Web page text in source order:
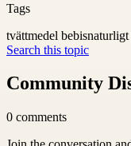
Tags
tvättmedel bebisnaturligt
Search this topic
Community
0 comments